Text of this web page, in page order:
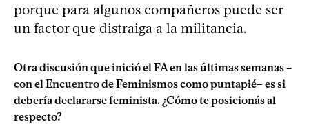
porque para algunos compañeros puede ser
un factor que distraiga a la militancia.
Otra discusión que inició el FA en las últimas semanas –
con el Encuentro de Feminismos como puntapié– es si
debería declararse feminista. ¿Cómo te posicionás al
respecto?